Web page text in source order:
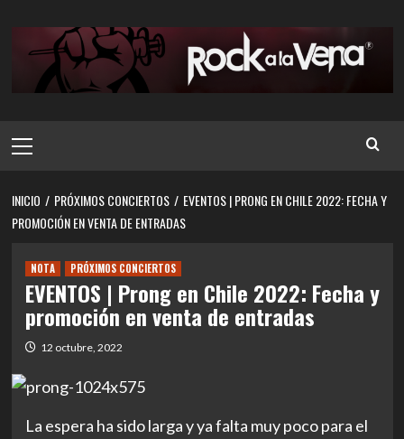
contenido
principal
INICIO PRÓXIMOS CONCIERTOS
EVENTOS | PRONG EN CHILE 2022: FECHA Y
PROMOCIÓN EN VENTA DE ENTRADAS
NOTA PRÓXIMOS CONCIERTOS
EVENTOS | Prong en Chile 2022: Fecha y
promoción en venta de entradas
12 octubre, 2022
La espera ha sido larga y ya falta muy poco para el